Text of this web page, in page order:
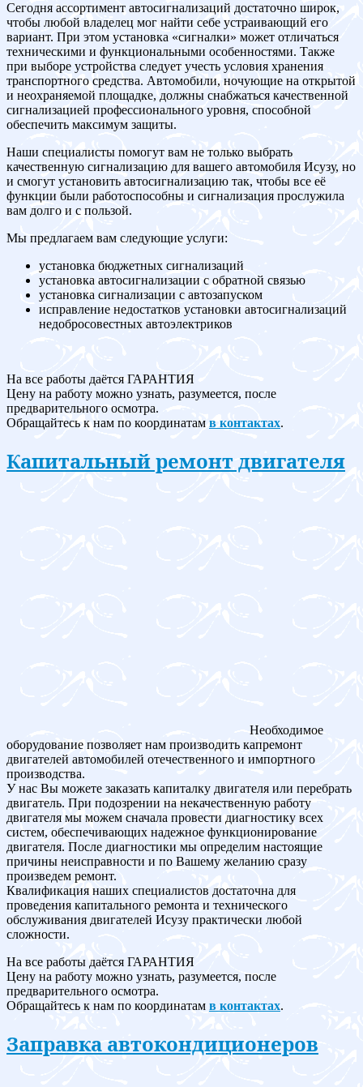
Сегодня ассортимент автосигнализаций достаточно широк,
чтобы любой владелец мог найти себе устраивающий его
вариант. При этом установка «сигналки» может отличаться
техническими и функциональными особенностями. Также
при выборе устройства следует учесть условия хранения
транспортного средства. Автомобили, ночующие на открытой
и неохраняемой площадке, должны снабжаться качественной
сигнализацией профессионального уровня, способной
обеспечить максимум защиты.
Наши специалисты помогут вам не только выбрать
качественную сигнализацию для вашего автомобиля Исузу, но
и смогут установить автосигнализацию так, чтобы все её
функции были работоспособны и сигнализация прослужила
вам долго и с пользой.
Мы предлагаем вам следующие услуги:
установка бюджетных сигнализаций
установка автосигнализации с обратной связью
установка сигнализации с автозапуском
исправление недостатков установки автосигнализаций
недобросовестных автоэлектриков
На все работы даётся ГАРАНТИЯ
Цену на работу можно узнать, разумеется, после
предварительного осмотра.
Обращайтесь к нам по координатам в контактах.
Капитальный ремонт двигателя
Необходимое
оборудование позволяет нам производить капремонт
двигателей автомобилей отечественного и импортного
производства.
У нас Вы можете заказать капиталку двигателя или перебрать
двигатель. При подозрении на некачественную работу
двигателя мы можем сначала провести диагностику всех
систем, обеспечивающих надежное функционирование
двигателя. После диагностики мы определим настоящие
причины неисправности и по Вашему желанию сразу
произведем ремонт.
Квалификация наших специалистов достаточна для
проведения капитального ремонта и технического
обслуживания двигателей Исузу практически любой
сложности.
На все работы даётся ГАРАНТИЯ
Цену на работу можно узнать, разумеется, после
предварительного осмотра.
Обращайтесь к нам по координатам в контактах.
Заправка автокондиционеров